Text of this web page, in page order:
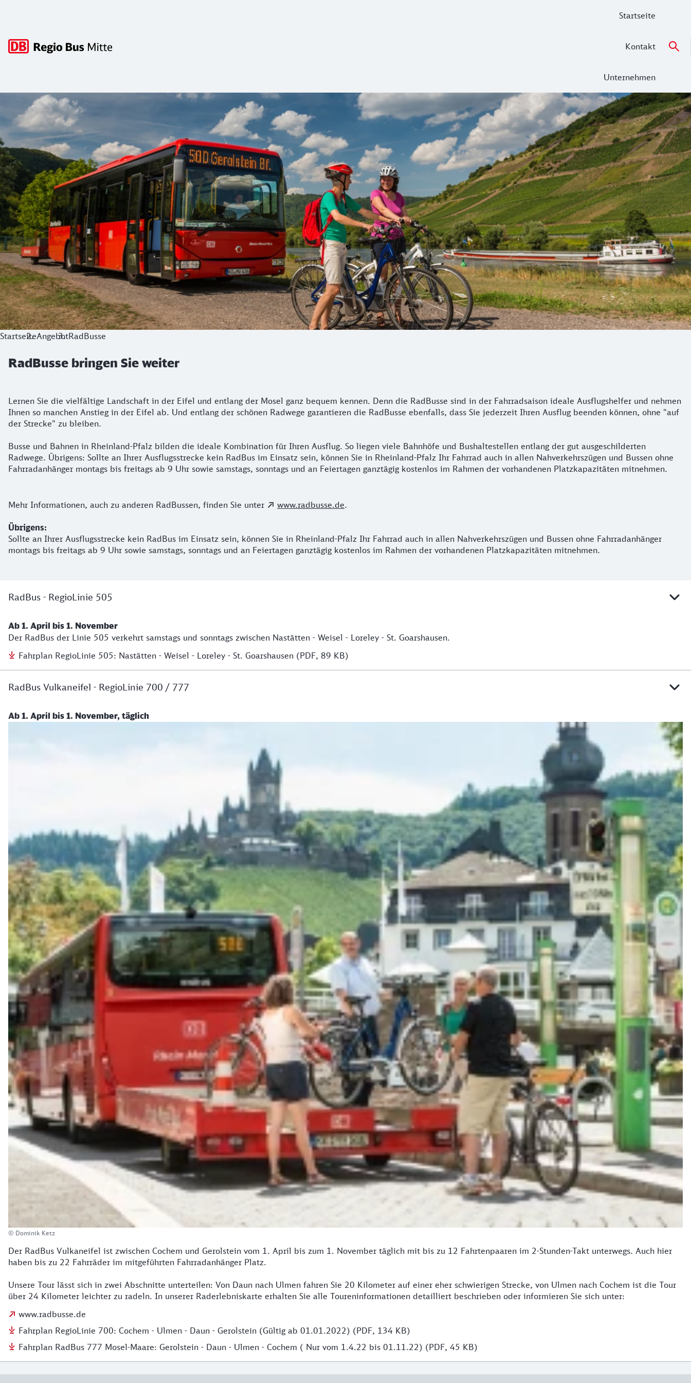
Startseite
Kontakt
Unternehmen
RadBusse bringen Sie weiter
StartseiteAngebotRadBusse
RadBusse bringen Sie weiter
Die ideale Kombination für Ihren Ausflug
Lernen Sie die vielfältige Landschaft in der Eifel und entlang der Mosel ganz bequem kennen. Denn die RadBusse sind in der Fahrradsaison ideale Ausflugshelfer und nehmen
Ihnen so manchen Anstieg in der Eifel ab. Und entlang der schönen Radwege garantieren die RadBusse ebenfalls, dass Sie jederzeit Ihren Ausflug beenden können, ohne "auf
der Strecke" zu bleiben.
Busse und Bahnen in Rheinland-Pfalz bilden die ideale Kombination für Ihren Ausflug. So liegen viele Bahnhöfe und Bushaltestellen entlang der gut ausgeschilderten
Radwege. Übrigens: Sollte an Ihrer Ausflugsstrecke kein RadBus im Einsatz sein, können Sie in Rheinland-Pfalz Ihr Fahrrad auch in allen Nahverkehrszügen und Bussen ohne
Fahrradanhänger montags bis freitags ab 9 Uhr sowie samstags, sonntags und an Feiertagen ganztägig kostenlos im Rahmen der vorhandenen Platzkapazitäten mitnehmen.
Mehr Informationen, auch zu anderen RadBussen, finden Sie unter www.radbusse.de.
Übrigens:
Sollte an Ihrer Ausflugsstrecke kein RadBus im Einsatz sein, können Sie in Rheinland-Pfalz Ihr Fahrrad auch in allen Nahverkehrszügen und Bussen ohne Fahrradanhänger
montags bis freitags ab 9 Uhr sowie samstags, sonntags und an Feiertagen ganztägig kostenlos im Rahmen der vorhandenen Platzkapazitäten mitnehmen.
RadBus - RegioLinie 505
Ab 1. April bis 1. November
Der RadBus der Linie 505 verkehrt samstags und sonntags zwischen Nastätten - Weisel - Loreley - St. Goarshausen.
Fahrplan RegioLinie 505: Nastätten - Weisel - Loreley - St. Goarshausen (PDF, 89 KB)
RadBus Vulkaneifel - RegioLinie 700 / 777
Ab 1. April bis 1. November, täglich
© Dominik Ketz
Der RadBus Vulkaneifel ist zwischen Cochem und Gerolstein vom 1. April bis zum 1. November täglich mit bis zu 12 Fahrtenpaaren im 2-Stunden-Takt unterwegs. Auch hier
haben bis zu 22 Fahrräder im mitgeführten Fahrradanhänger Platz.
Unsere Tour lässt sich in zwei Abschnitte unterteilen: Von Daun nach Ulmen fahren Sie 20 Kilometer auf einer eher schwierigen Strecke, von Ulmen nach Cochem ist die Tour
über 24 Kilometer leichter zu radeln. In unserer Raderlebniskarte erhalten Sie alle Toureninformationen detailliert beschrieben oder informieren Sie sich unter:
www.radbusse.de
Fahrplan RegioLinie 700: Cochem - Ulmen - Daun - Gerolstein (Gültig ab 01.01.2022) (PDF, 134 KB)
Fahrplan RadBus 777 Mosel-Maare: Gerolstein - Daun - Ulmen - Cochem ( Nur vom 1.4.22 bis 01.11.22) (PDF, 45 KB)